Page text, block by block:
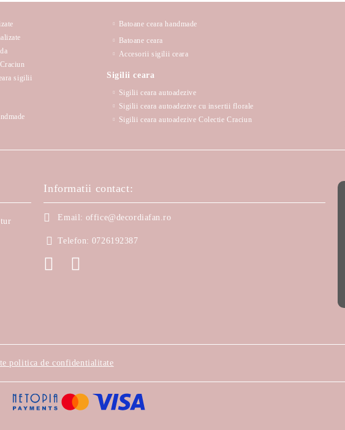
sigilii
Batoane ceara handmade
Batoane ceara
Accesorii sigilii ceara
Sigilii ceara
Sigilii ceara autoadezive
Sigilii ceara autoadezive cu insertii florale
Sigilii ceara autoadezive Colectie Craciun
Informatii contact:
Email: office@decordiafan.ro
Telefon: 0726192387
politica de confidentialitate